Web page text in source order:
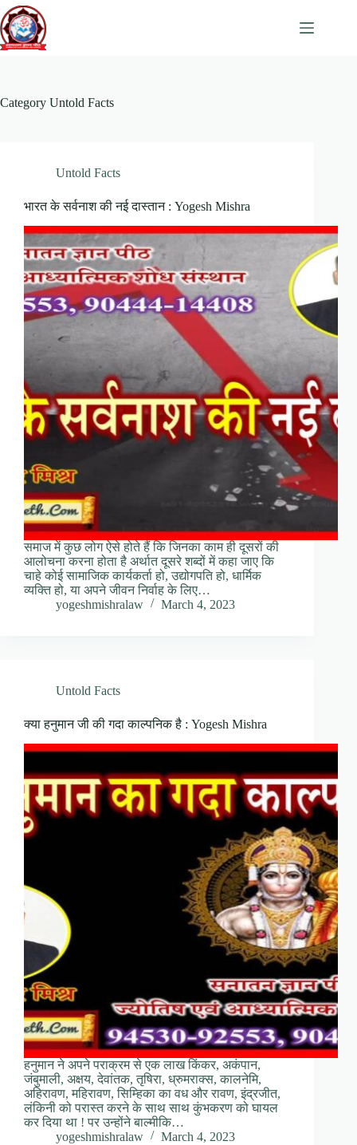
Skip
to
content
Category Untold Facts
Untold Facts
भारत के सर्वनाश की नई दास्तान : Yogesh Mishra
समाज में कुछ लोग ऐसे होते हैं कि जिनका काम ही दूसरों की
आलोचना करना होता है अर्थात दूसरे शब्दों में कहा जाए कि
चाहे कोई सामाजिक कार्यकर्ता हो, उद्योगपति हो, धार्मिक
व्यक्ति हो, या अपने जीवन निर्वाह के लिए…
yogeshmishralaw
March 4, 2023
Untold Facts
क्या हनुमान जी की गदा काल्पनिक है : Yogesh Mishra
हनुमान ने अपने पराक्रम से एक लाख किंकर, अकंपान,
जंबुमाली, अक्षय, देवांतक, तृषिरा, ध्रुमराक्स, कालनेमि,
अहिरावण, महिरावण, सिम्हिका का वध और रावण, इंद्रजीत,
लंकिनी को परास्त करने के साथ साथ कुंभकरण को घायल
कर दिया था ! पर उन्होंने बाल्मीकि…
yogeshmishralaw
March 4, 2023